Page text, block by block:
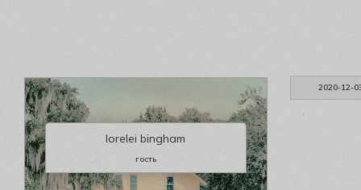
2020-12-
lorelei bingham
гость